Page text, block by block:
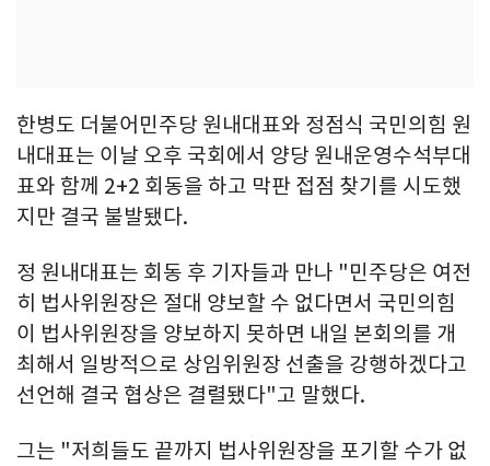
한병도 더불어민주당 원내대표와 정점식 국민의힘 원
내대표는 이날 오후 국회에서 양당 원내운영수석부대
표와 함께 2+2 회동을 하고 막판 접점 찾기를 시도했
지만 결국 불발됐다.
정 원내대표는 회동 후 기자들과 만나 "민주당은 여전
히 법사위원장은 절대 양보할 수 없다면서 국민의힘
이 법사위원장을 양보하지 못하면 내일 본회의를 개
최해서 일방적으로 상임위원장 선출을 강행하겠다고
선언해 결국 협상은 결렬됐다"고 말했다.
그는 "저희들도 끝까지 법사위원장을 포기할 수가 없